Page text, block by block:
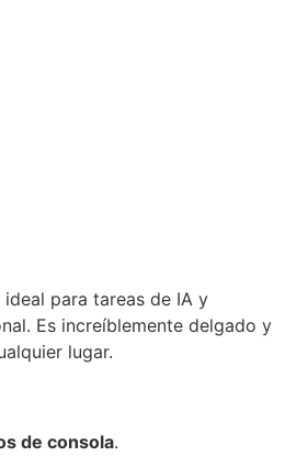
para tareas de IA y
Es increíblemente delgado y
lugar.
de consola.